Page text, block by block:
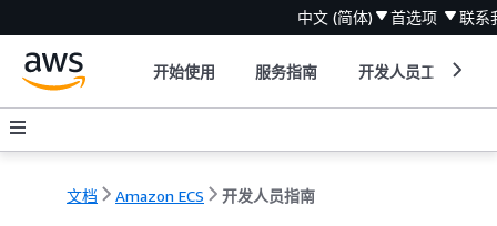
中文 (简体) 首选项 联系
开始使用 服务指南 开发人员工具
文档 Amazon ECS 开发人员指南